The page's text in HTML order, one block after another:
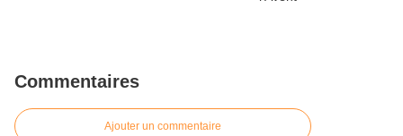
Commentaires
Ajouter un commentaire